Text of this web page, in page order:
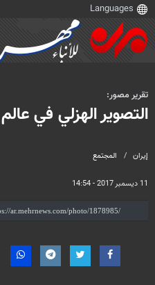
إيران المجتمع
11 ديسمبر 2017 - 14:54
تقرير مصور:
التصوير الهزلي في